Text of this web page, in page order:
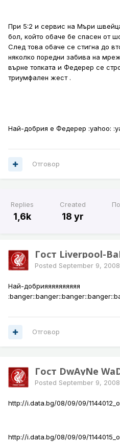
При 5:2 и сервис на Мъри
бол, който обаче бе спасен от
След това обаче се стигна до
няколко поредни забива на
върне топката и Федерер се
триумфален жест .
Най-добрия е Федерер :yahoo:
Отговор
Replies
1,6k
Created
18 yr
Гост Liverpool-
Posted September 9, 2008
Най-добрияяяяяяяяяя
Отговор
Гост DwAyNe
Posted September 9, 2008
http://i.data.bg/08/09/09/
http://i.data.bg/08/09/09/